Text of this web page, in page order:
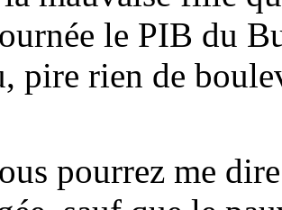
le PIB du
pire rien de
pourrez me